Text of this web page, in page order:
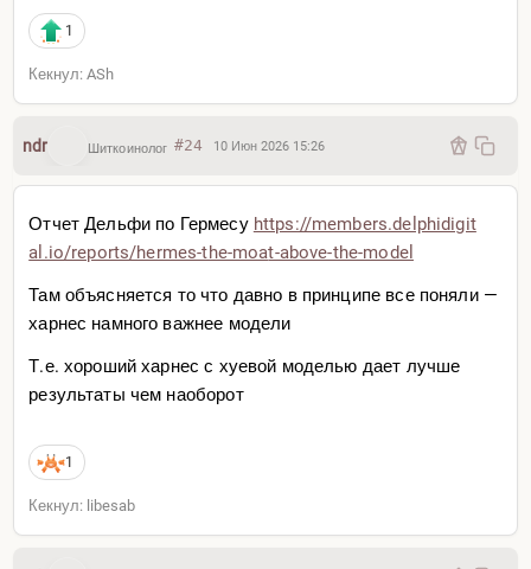
1
Кекнул: ASh
ndr Шиткоинолог #24 10 Июн 2026 15:26
Отчет Дельфи по Гермесу https://members.delphidigit
al.io/reports/hermes-the-moat-above-the-model
Там объясняется то что давно в принципе все поняли —
харнес намного важнее модели
Т.е. хороший харнес с хуевой моделью дает лучше
результаты чем наоборот
1
Кекнул: libesab